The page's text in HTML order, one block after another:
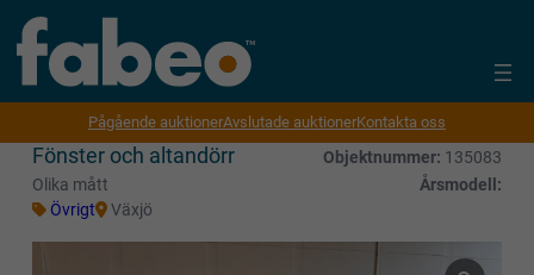
Pågående auktionerAvslutade auktionerKontakta oss
Fönster och altandörr Objektnummer: 135083
Olika mått
Årsmodell:
Övrigt
Växjö